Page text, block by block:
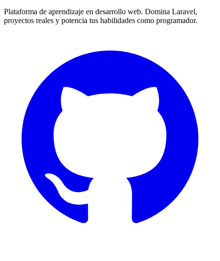
Plataforma de aprendizaje en desarrollo web. Domina Laravel,
proyectos reales y potencia tus habilidades como programador.